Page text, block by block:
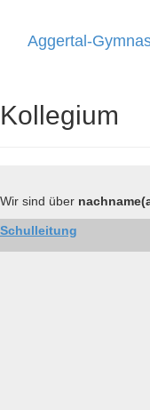
Aggertal-
Kollegium
Wir sind über
Schulleitung